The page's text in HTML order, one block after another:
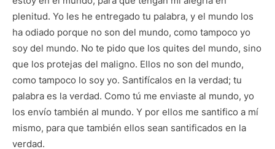
plenitud. Yo les he entregado tu palabra, y el mundo los
ha odiado porque no son del mundo, como tampoco yo
soy del mundo. No te pido que los quites del mundo, sino
que los protejas del maligno. Ellos no son del mundo,
como tampoco lo soy yo. Santifícalos en la verdad; tu
palabra es la verdad. Como tú me enviaste al mundo, yo
los envío también al mundo. Y por ellos me santifico a mí
mismo, para que también ellos sean santificados en la
verdad.